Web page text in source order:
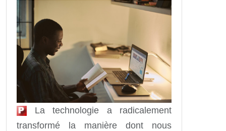
La technologie a radicalement
transformé la manière dont nous